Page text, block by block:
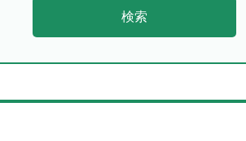
検索